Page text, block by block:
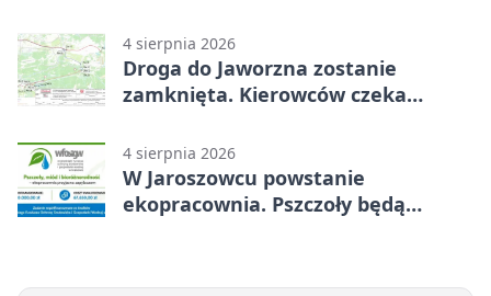
4 sierpnia 2026
Droga do Jaworzna zostanie
zamknięta. Kierowców czeka
4 sierpnia 2026
W Jaroszowcu powstanie
ekopracownia. Pszczoły będą